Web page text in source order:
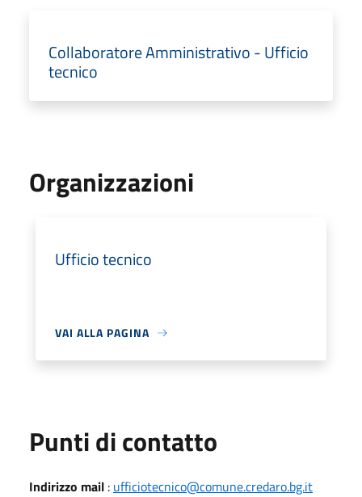
Collaboratore Amministrativo - Ufficio
tecnico
Organizzazioni
Ufficio tecnico
VAI ALLA PAGINA
Punti di contatto
Indirizzo mail : ufficiotecnico@comune.credaro.bg.it